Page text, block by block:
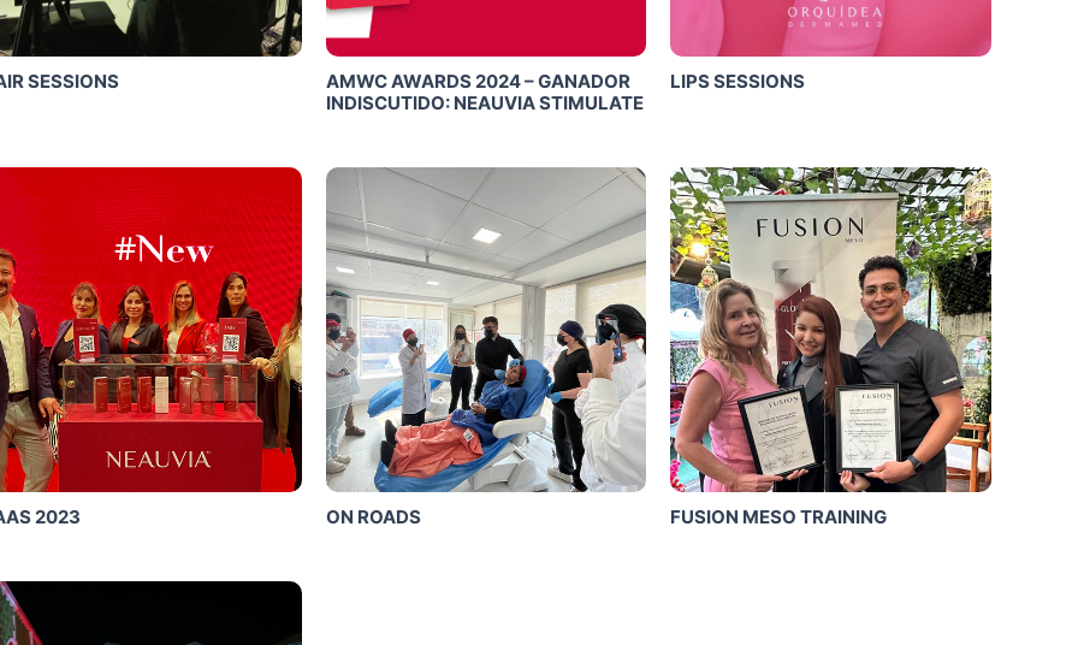
SESSIONS
AMWC AWARDS 2024 – GANADOR
INDISCUTIDO: NEAUVIA STIMULATE
LIPS SESSIONS
Click Me
2023
Click Me
ON ROADS
Click Me
FUSION MESO TRAINING